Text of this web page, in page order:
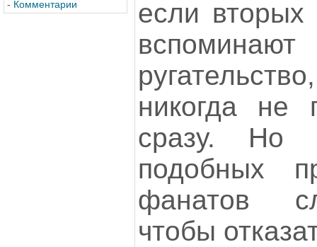
- Комментарии
если вторых
никогда не
сразу. Но
подобных
фанатов
чтобы